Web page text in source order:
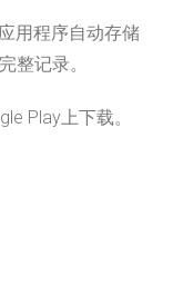
用程序自动存储
整记录。
Play上下载。